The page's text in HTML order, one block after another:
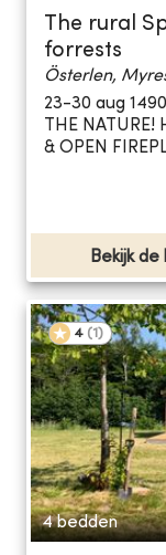
The rural
forrests
Österlen,
23-30 aug
THE NATURE!
& OPEN
Bekijk
4 (1 )
4 bedden